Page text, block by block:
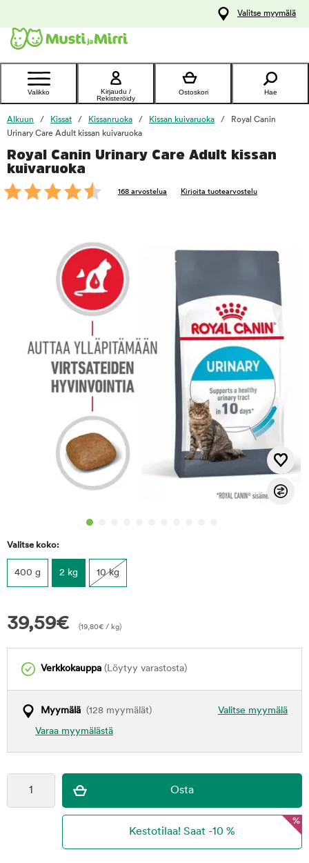
Ota yhteyttä
asiakaspalveluun
Valitse myymälä
Valikko
Kirjaudu /
Rekisteröidy
Ostoskori Hae
Alkuun Kissat Kissanruoka Kissan kuivaruoka
Royal Canin
Urinary Care Adult kissan kuivaruoka
Royal Canin Urinary Care Adult kissan
kuivaruoka
168 arvostelua Kirjoita tuotearvostelu
Valitse koko:
400 g 2 kg 10 kg
39,59€ (19,80€ / kg)
Verkkokauppa (Löytyy varastosta)
Valitse myymälä
Myymälä (128 myymälät)
Varaa myymälästä
foo
%